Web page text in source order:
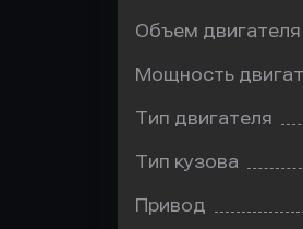
Объем двигателя
Мощность
Тип двигателя
Тип кузова
Привод